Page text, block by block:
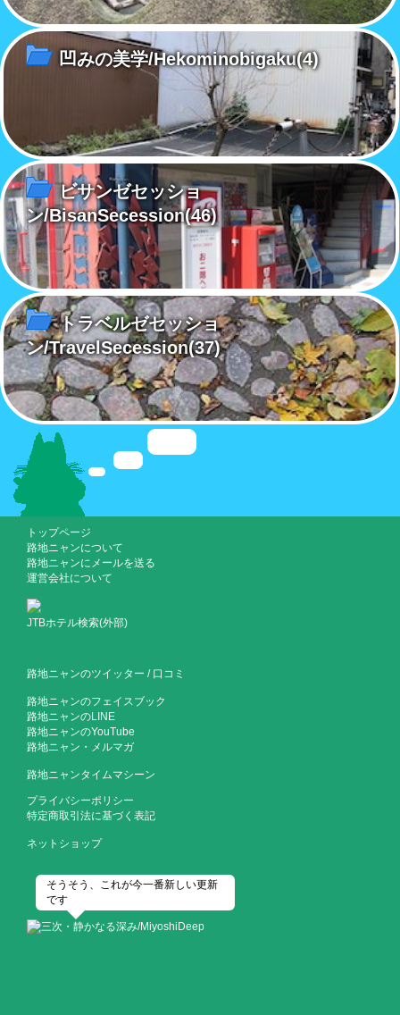
凹みの美学/Hekominobigaku(4)
ビサンゼセッショ
ン/BisanSecession(46)
トラベルゼセッショ
ン/TravelSecession(37)
トップページ
路地ニャンについて
路地ニャンにメールを送る
運営会社について
JTBホテル検索(外部)
路地ニャンのツイッター / 口コミ
路地ニャンのフェイスブック
路地ニャンのLINE
路地ニャンのYouTube
路地ニャン・メルマガ
路地ニャンタイムマシーン
プライバシーポリシー
特定商取引法に基づく表記
ネットショップ
そうそう、これが今一番新しい更新
です